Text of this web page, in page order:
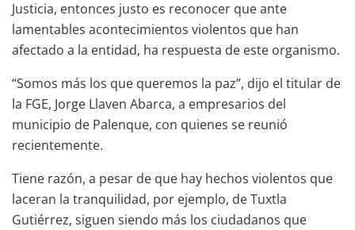
Justicia, entonces justo es reconocer que ante
lamentables acontecimientos violentos que han
afectado a la entidad, ha respuesta de este organismo.
“Somos más los que queremos la paz”, dijo el titular de
la FGE, Jorge Llaven Abarca, a empresarios del
municipio de Palenque, con quienes se reunió
recientemente.
Tiene razón, a pesar de que hay hechos violentos que
laceran la tranquilidad, por ejemplo, de Tuxtla
Gutiérrez, siguen siendo más los ciudadanos que